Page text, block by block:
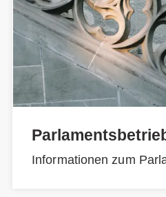
Informationen zum